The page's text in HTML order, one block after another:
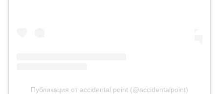
Публикация от accidental point (@accidentalpoint)